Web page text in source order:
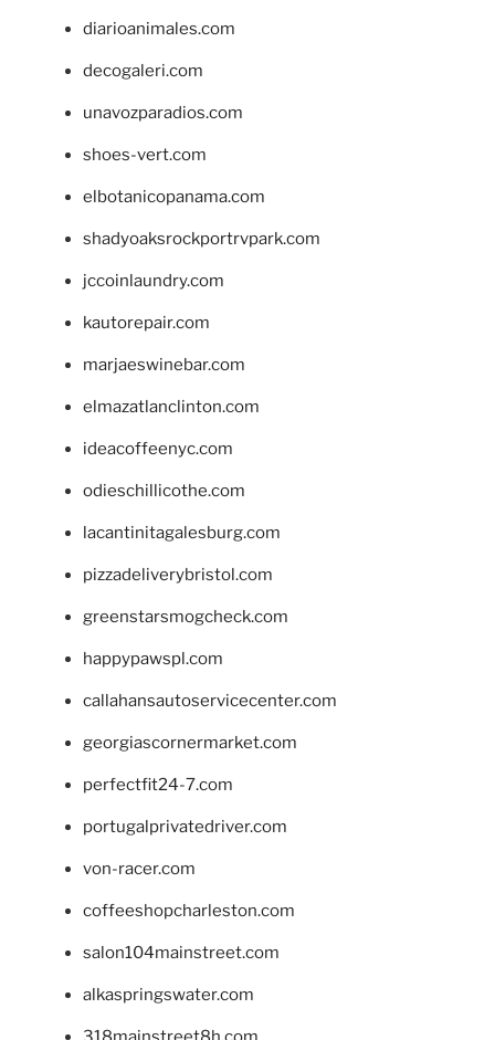
diarioanimales.com
decogaleri.com
unavozparadios.com
shoes-vert.com
elbotanicopanama.com
shadyoaksrockportrvpark.com
jccoinlaundry.com
kautorepair.com
marjaeswinebar.com
elmazatlanclinton.com
ideacoffeenyc.com
odieschillicothe.com
lacantinitagalesburg.com
pizzadeliverybristol.com
greenstarsmogcheck.com
happypawspl.com
callahansautoservicecenter.com
georgiascornermarket.com
perfectfit24-7.com
portugalprivatedriver.com
von-racer.com
coffeeshopcharleston.com
salon104mainstreet.com
alkaspringswater.com